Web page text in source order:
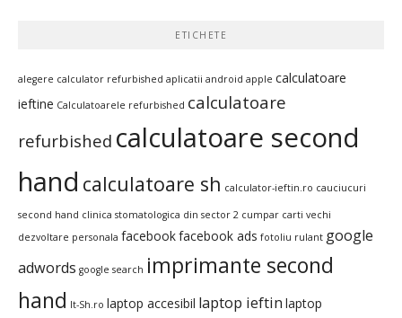
ETICHETE
alegere calculator refurbished aplicatii android apple calculatoare
ieftine Calculatoarele refurbished calculatoare
refurbished calculatoare second
hand calculatoare sh calculator-ieftin.ro cauciucuri
second hand clinica stomatologica din sector 2 cumpar carti vechi
dezvoltare personala facebookfacebook ads fotoliu rulant google
adwords google search imprimante second
hand It-Sh.ro laptop accesibil laptop ieftin laptop